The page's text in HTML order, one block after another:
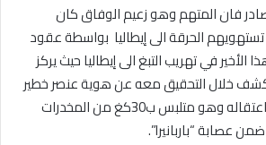
فان المتهم وهو زعيم الوفاق كان
الحرقة الى إيطاليا بواسطة عقود
في تهريب التبغ الى إيطاليا حيث يركز
خلال التحقيق معه عن هوية عنصر خطير
نجح الامن الإيطالي في اعتقاله وهو متلبس ب30كغ من المخدرات
“باربانيرا”.